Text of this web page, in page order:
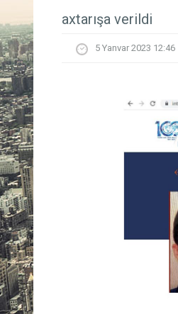
axtarışa verildi
5 Yanvar 2023 12:46